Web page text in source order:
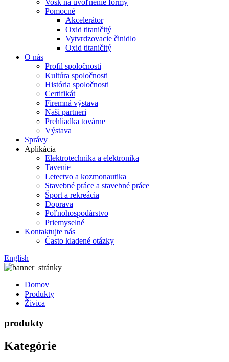
Vosk na uvoľnenie formy
Pomocné
Akcelerátor
Oxid titaničitý
Vytvrdzovacie činidlo
Oxid titaničitý
O nás
Profil spoločnosti
Kultúra spoločnosti
História spoločnosti
Certifikát
Firemná výstava
Naši partneri
Prehliadka továrne
Výstava
Správy
Aplikácia
Elektrotechnika a elektronika
Tavenie
Letectvo a kozmonautika
Stavebné práce a stavebné práce
Šport a rekreácia
Doprava
Poľnohospodárstvo
Priemyselné
Kontaktujte nás
Často kladené otázky
English
Domov
Produkty
Živica
produkty
Kategórie